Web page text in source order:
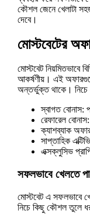
কৌশল জেনে খেলাটা
দেবে।
মোস্টবেটের
মোস্টবেট নিয়মিতভাবে
আকর্ষণীয়। এই
অন্তর্ভুক্ত থাকে।
স্বাগত বোনাস:
রেফারেল
ক্যাশব্যাক
সাপ্তাহিক
এক্সক্লুসিভ
সফলভাবে খেলতে
মোস্টবেট এ সফলভাবে
নিচে কিছু কৌশল তুলে